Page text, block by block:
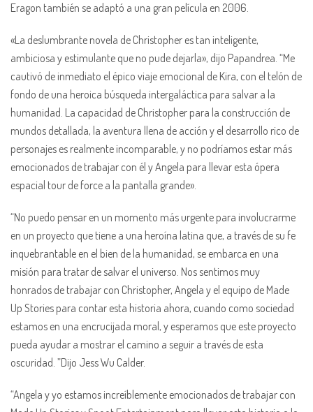
Eragon también se adaptó a una gran película en 2006.
«La deslumbrante novela de Christopher es tan inteligente,
ambiciosa y estimulante que no pude dejarla», dijo Papandrea. “Me
cautivó de inmediato el épico viaje emocional de Kira, con el telón de
fondo de una heroica búsqueda intergaláctica para salvar a la
humanidad. La capacidad de Christopher para la construcción de
mundos detallada, la aventura llena de acción y el desarrollo rico de
personajes es realmente incomparable, y no podríamos estar más
emocionados de trabajar con él y Angela para llevar esta ópera
espacial tour de force a la pantalla grande».
“No puedo pensar en un momento más urgente para involucrarme
en un proyecto que tiene a una heroína latina que, a través de su fe
inquebrantable en el bien de la humanidad, se embarca en una
misión para tratar de salvar el universo. Nos sentimos muy
honrados de trabajar con Christopher, Angela y el equipo de Made
Up Stories para contar esta historia ahora, cuando como sociedad
estamos en una encrucijada moral, y esperamos que este proyecto
pueda ayudar a mostrar el camino a seguir a través de esta
oscuridad. ”Dijo Jess Wu Calder.
“Angela y yo estamos increíblemente emocionados de trabajar con